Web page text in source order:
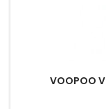
VOOPOO